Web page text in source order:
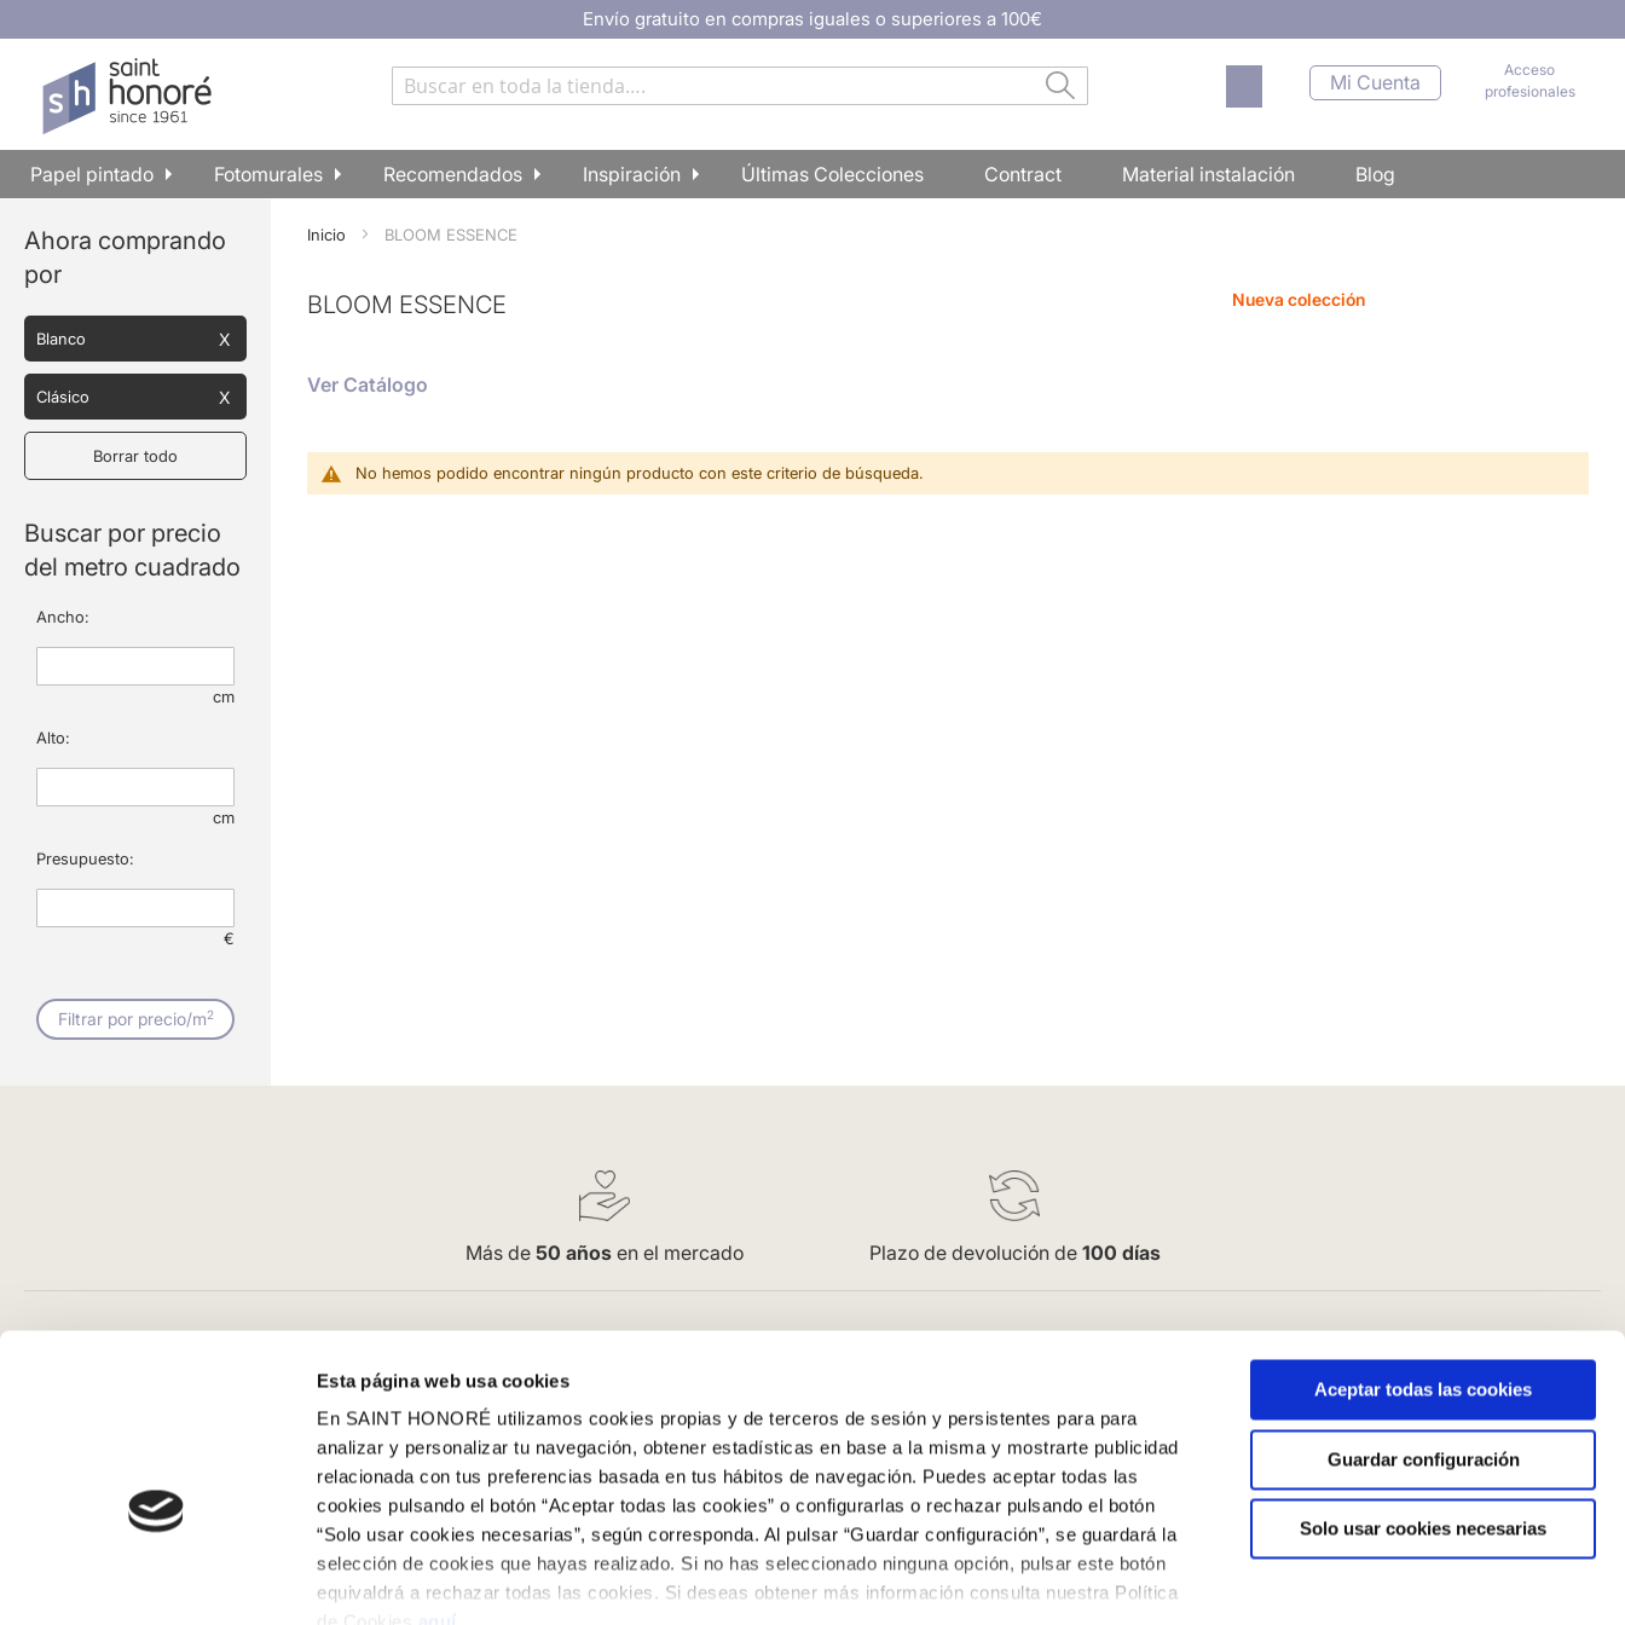
Esta página web usa cookies
En SAINT HONORÉ utilizamos cookies propias y de terceros de sesión y persistentes para para
analizar y personalizar tu navegación, obtener estadísticas en base a la misma y mostrarte publicidad
relacionada con tus preferencias basada en tus hábitos de navegación. Puedes aceptar todas las
cookies pulsando el botón “Aceptar todas las cookies” o configurarlas o rechazar pulsando el botón
“Solo usar cookies necesarias”, según corresponda. Al pulsar “Guardar configuración”, se guardará la
selección de cookies que hayas realizado. Si no has seleccionado ninguna opción, pulsar este botón
equivaldrá a rechazar todas las cookies. Si deseas obtener más información consulta nuestra Política
Aceptar todas las cookies
Guardar configuración
Solo usar cookies necesarias
al
contenido
Envío gratuito en compras iguales o superiores a 100€
Acceso
profesionales
Mi Cuenta
Mi carrito
Papel pintado Fotomurales Recomendados Inspiración Últimas Colecciones Contract Material instalación Blog
Inicio BLOOM ESSENCE
BLOOM ESSENCE
Ver Catálogo
Nueva colección
No hemos podido encontrar ningún producto con este criterio de búsqueda.
Buscar por precio
del metro cuadrado
Ancho:
cm
Alto:
cm
Presupuesto:
€
Filtrar por precio/m2
Ahora comprando
por
Blanco
Clásico
Borrar todo
Más de 50 añosen el mercado Plazo de devolución de 100 días
Cómo comprar en nuestra web
Cómo colocar papel pintado
Simbología del papel pintado
Aviso Legal
Condiciones Generales
Pago
SeQura
Envíos y entrega
Políticas de devoluciones
Saint Honoré
Acceso Profesionales
Oficinas
Trabaja con nosotros
Contacto
Colowall